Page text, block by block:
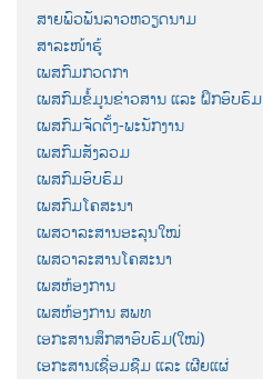
ສາຍພົວພັນລາວຫວຽດນາມ
ສາລະໜ້າຮູ້
ເພສກົມກວດກາ
ເພສກົມຂໍ້ມູນຂ່າວສານ ແລະ ຝຶກອົບຮົມ
ເພສກົມຈັດຕັ້ງ-ພະນັກງານ
ເພສກົມສັງລວມ
ເພສກົມອົບຮົມ
ເພສກົມໂຄສະນາ
ເພສວາລະສານອະລຸນໃໝ່
ເພສວາລະສານໂຄສະນາ
ເພສຫ້ອງການ
ເພສຫ້ອງການ ສພທ
ເອກະສານສຶກສາອົບຮົມ(ໃໝ່)
ເອກະສານເຊື່ອມຊືມ ແລະ ເຜີຍແຜ່